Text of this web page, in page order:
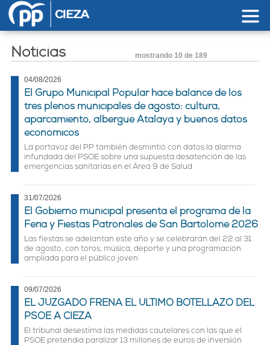
Pasar al contenido principal
Noticias mostrando 10 de 189
04/08/2026
El Grupo Municipal Popular hace balance de los
tres plenos municipales de agosto: cultura,
aparcamiento, albergue Atalaya y buenos datos
económicos
La portavoz del PP también desmintió con datos la alarma
infundada del PSOE sobre una supuesta desatención de las
emergencias sanitarias en el Área 9 de Salud
31/07/2026
El Gobierno municipal presenta el programa de la
Feria y Fiestas Patronales de San Bartolomé 2026
Las fiestas se adelantan este año y se celebrarán del 22 al 31
de agosto, con toros, música, deporte y una programación
ampliada para el público joven
09/07/2026
EL JUZGADO FRENA EL ÚLTIMO BOTELLAZO DEL
PSOE A CIEZA
El tribunal desestima las medidas cautelares con las que el
PSOE pretendía paralizar 13 millones de euros de inversión